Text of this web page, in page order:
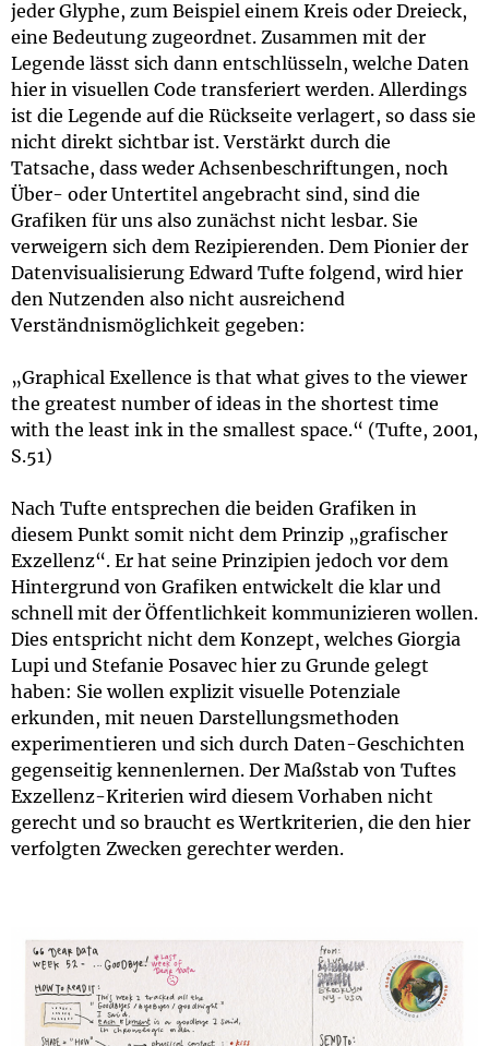
jeder Glyphe, zum Beispiel einem Kreis oder Dreieck,
eine Bedeutung zugeordnet. Zusammen mit der
Legende lässt sich dann entschlüsseln, welche Daten
hier in visuellen Code transferiert werden. Allerdings
ist die Legende auf die Rückseite verlagert, so dass sie
nicht direkt sichtbar ist. Verstärkt durch die
Tatsache, dass weder Achsenbeschriftungen, noch
Über- oder Untertitel angebracht sind, sind die
Grafiken für uns also zunächst nicht lesbar. Sie
verweigern sich dem Rezipierenden. Dem Pionier der
Datenvisualisierung Edward Tufte folgend, wird hier
den Nutzenden also nicht ausreichend
Verständnismöglichkeit gegeben:
„Graphical Exellence is that what gives to the viewer
the greatest number of ideas in the shortest time
with the least ink in the smallest space.“ (Tufte, 2001,
S.51)
Nach Tufte entsprechen die beiden Grafiken in
diesem Punkt somit nicht dem Prinzip „grafischer
Exzellenz“. Er hat seine Prinzipien jedoch vor dem
Hintergrund von Grafiken entwickelt die klar und
schnell mit der Öffentlichkeit kommunizieren wollen.
Dies entspricht nicht dem Konzept, welches Giorgia
Lupi und Stefanie Posavec hier zu Grunde gelegt
haben: Sie wollen explizit visuelle Potenziale
erkunden, mit neuen Darstellungsmethoden
experimentieren und sich durch Daten-Geschichten
gegenseitig kennenlernen. Der Maßstab von Tuftes
Exzellenz-Kriterien wird diesem Vorhaben nicht
gerecht und so braucht es Wertkriterien, die den hier
verfolgten Zwecken gerechter werden.